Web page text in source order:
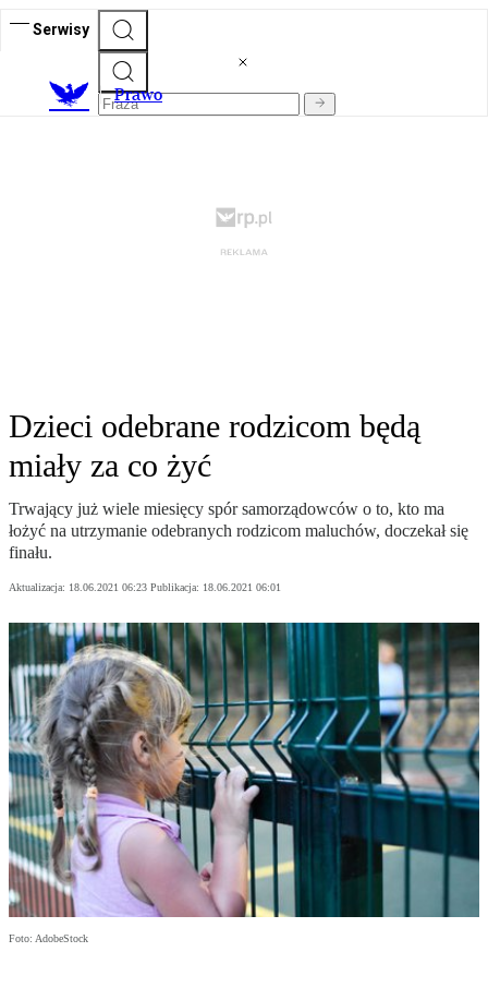
Serwisy
Prawo
Dzieci odebrane rodzicom będą
miały za co żyć
Trwający już wiele miesięcy spór samorządowców o to, kto ma
łożyć na utrzymanie odebranych rodzicom maluchów, doczekał się
finału.
Aktualizacja: 18.06.2021 06:23 Publikacja: 18.06.2021 06:01
Foto: AdobeStock